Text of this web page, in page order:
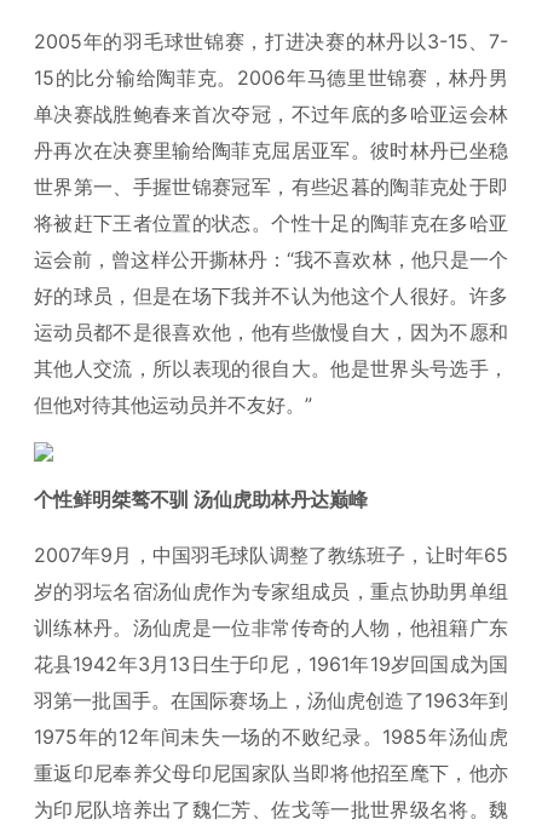
2005年的羽毛球世锦赛，打进决赛的林丹以3-15、7-
15的比分输给陶菲克。2006年马德里世锦赛，林丹男
单决赛战胜鲍春来首次夺冠，不过年底的多哈亚运会林
丹再次在决赛里输给陶菲克屈居亚军。彼时林丹已坐稳
世界第一、手握世锦赛冠军，有些迟暮的陶菲克处于即
将被赶下王者位置的状态。个性十足的陶菲克在多哈亚
运会前，曾这样公开撕林丹：“我不喜欢林，他只是一个
好的球员，但是在场下我并不认为他这个人很好。许多
运动员都不是很喜欢他，他有些傲慢自大，因为不愿和
其他人交流，所以表现的很自大。他是世界头号选手，
但他对待其他运动员并不友好。”
个性鲜明桀骜不驯 汤仙虎助林丹达巅峰
2007年9月，中国羽毛球队调整了教练班子，让时年65
岁的羽坛名宿汤仙虎作为专家组成员，重点协助男单组
训练林丹。汤仙虎是一位非常传奇的人物，他祖籍广东
花县1942年3月13日生于印尼，1961年19岁回国成为国
羽第一批国手。在国际赛场上，汤仙虎创造了1963年到
1975年的12年间未失一场的不败纪录。1985年汤仙虎
重返印尼奉养父母印尼国家队当即将他招至麾下，他亦
为印尼队培养出了魏仁芳、佐戈等一批世界级名将。魏